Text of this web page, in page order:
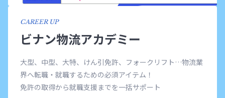
CAREER UP
ビナン物流アカデミー
大型、中型、大特、けん引免許、フォークリフト…物流業
界へ転職・就職するための必須アイテム！
免許の取得から就職支援までを一括サポート